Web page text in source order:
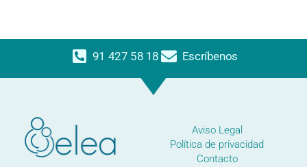
91 427 58 18 Escríbenos
Aviso Legal
Política de privacidad
Contacto